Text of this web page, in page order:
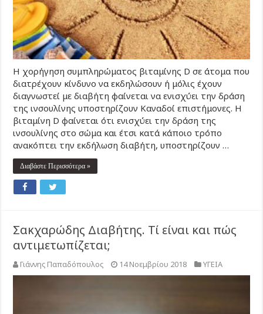
Η χορήγηση συμπληρώματος βιταμίνης D σε άτομα που
διατρέχουν κίνδυνο να εκδηλώσουν ή μόλις έχουν
διαγνωστεί με διαβήτη φαίνεται να ενισχύει την δράση
της ινσουλίνης υποστηρίζουν Καναδοί επιστήμονες. Η
βιταμίνη D φαίνεται ότι ενισχύει την δράση της
ινσουλίνης στο σώμα και έτσι κατά κάποιο τρόπο
ανακόπτει την εκδήλωση διαβήτη, υποστηρίζουν …
Διαβάστε Περισσότερα »
Σακχαρώδης Διαβήτης. Τί είναι και πώς
αντιμετωπίζεται;
Γιάννης Παπαδόπουλος 14 Νοεμβρίου 2018 ΥΓΕΙΑ